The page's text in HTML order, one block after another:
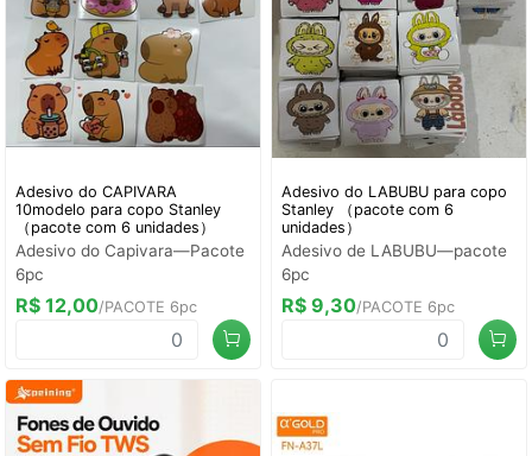
Adesivo do CAPIVARA
10modelo para copo Stanley
（pacote com 6 unidades）
Adesivo do Capivara—Pacote
6pc
R$ 12,00/PACOTE 6pc
Adesivo do LABUBU para copo
Stanley （pacote com 6
unidades）
Adesivo de LABUBU—pacote
6pc
R$ 9,30/PACOTE 6pc